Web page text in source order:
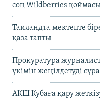
соң Wildberries қоймасы
Таиландта мектепте
қаза тапты
Прокуратура
үкімін жеңілдетуді
АҚШ Кубаға қару